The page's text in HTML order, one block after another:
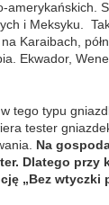
amerykańskich.
i Meksyku.
Karaibach,
Ekwador,
tego typu
tester
Na
Dlatego przy
„Bez wtyczki